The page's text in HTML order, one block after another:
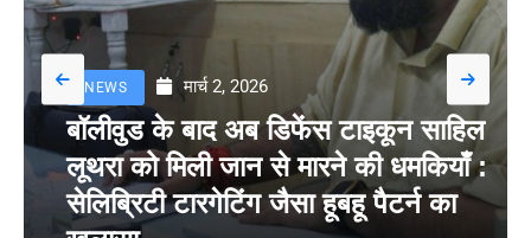
NEWS मार्च 2, 2026
बॉलीवुड के बाद अब डिफेंस टाइकून साहिल
लूथरा को मिली जान से मारने की धमकियाँ :
सेलिब्रिटी टारगेटिंग जैसा हूबहू पैटर्न का